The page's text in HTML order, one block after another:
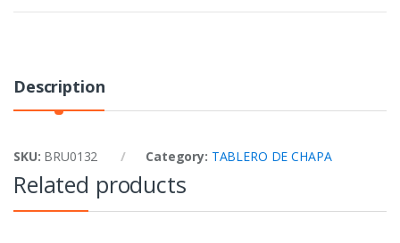
Description
SKU: BRU0132 Category: TABLERO DE CHAPA
Related products